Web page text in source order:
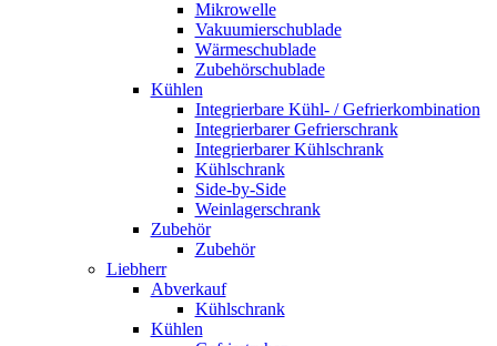
Mikrowelle
Vakuumierschublade
Wärmeschublade
Zubehörschublade
Kühlen
Integrierbare Kühl- / Gefrierkombination
Integrierbarer Gefrierschrank
Integrierbarer Kühlschrank
Kühlschrank
Side-by-Side
Weinlagerschrank
Zubehör
Zubehör
Liebherr
Abverkauf
Kühlschrank
Kühlen